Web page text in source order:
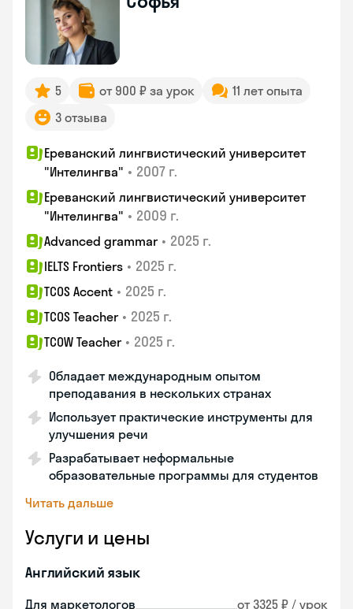
5 от 900 ₽ за урок
11 лет опыта
3 отзыва
Ереванский лингвистический университет
"Интелингва" • 2007 г.
Ереванский лингвистический университет
"Интелингва" • 2009 г.
Advanced grammar • 2025 г.
IELTS Frontiers • 2025 г.
TCOS Accent • 2025 г.
TCOS Teacher • 2025 г.
TCOW Teacher • 2025 г.
Обладает международным опытом
преподавания в нескольких странах
Использует практические инструменты для
улучшения речи
Разрабатывает неформальные
образовательные программы для студентов
Читать дальше
Услуги и цены
Английский язык
Для маркетологов от 3325 ₽ / урок